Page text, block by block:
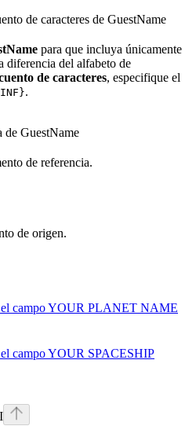
de caracteres de GuestName
para que incluya únicamente
diferencia del alfabeto de
de caracteres, especifique el
.
de GuestName
de referencia.
de origen.
el campo YOUR PLANET NAME
campo YOUR SPACESHIP
I